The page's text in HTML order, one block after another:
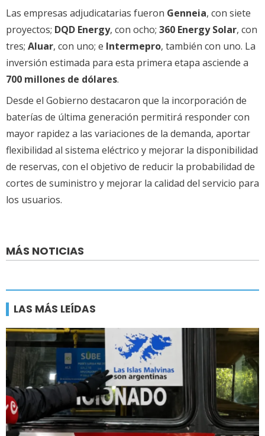
Las empresas adjudicatarias fueron Genneia, con siete
proyectos; DQD Energy, con ocho; 360 Energy Solar, con
tres; Aluar, con uno; e Intermepro, también con uno. La
inversión estimada para esta primera etapa asciende a
700 millones de dólares.
Desde el Gobierno destacaron que la incorporación de
baterías de última generación permitirá responder con
mayor rapidez a las variaciones de la demanda, aportar
flexibilidad al sistema eléctrico y mejorar la disponibilidad
de reservas, con el objetivo de reducir la probabilidad de
cortes de suministro y mejorar la calidad del servicio para
los usuarios.
MÁS NOTICIAS
LAS MÁS LEÍDAS